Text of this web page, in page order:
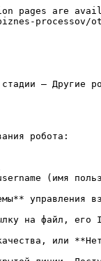
pages are
processov/
‒ Другие
робота:
(имя
управления
на файл,
или